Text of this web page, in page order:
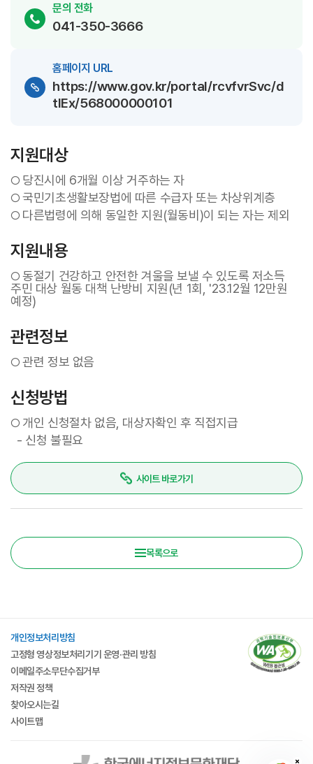
문의 전화
041-350-3666
홈페이지 URL
https://www.gov.kr/portal/rcvfvrSvc/d
tlEx/568000000101
지원대상
○ 당진시에 6개월 이상 거주하는 자
○국민기초생활보장법에 따른 수급자 또는 차상위계층
○ 다른법령에 의해 동일한 지원(월동비)이 되는 자는 제외
지원내용
○동절기 건강하고 안전한 겨울을 보낼 수 있도록 저소득
주민 대상 월동 대책 난방비 지원(년 1회, '23.12월 12만원
예정)
관련정보
○관련 정보 없음
신청방법
○ 개인 신청절차 없음, 대상자확인 후 직접지급
- 신청 불필요
사이트 바로가기
목록으로
개인정보처리방침
고정형 영상정보처리기기 운영·관리 방침
이메일주소무단수집거부
저작권 정책
찾아오시는길
사이트맵